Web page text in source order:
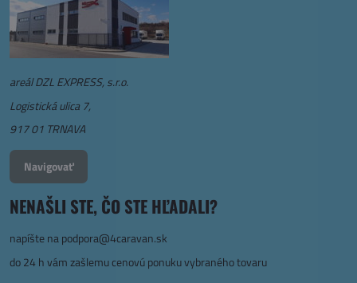
areál DZL EXPRESS, s.r.o.
Logistická ulica 7,
917 01 TRNAVA
Navigovať
NENAŠLI STE, ČO STE HĽADALI?
napíšte napodpora@4caravan.sk
do 24 h vám zašlemu cenovú ponuku vybraného tovaru